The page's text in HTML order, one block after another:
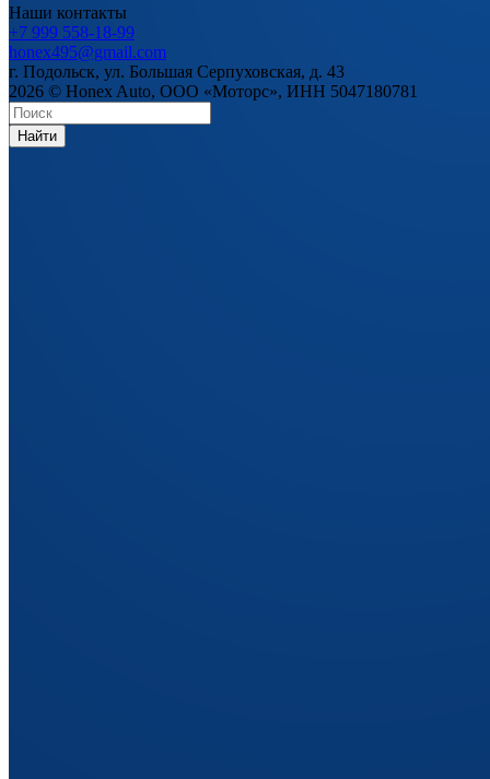
Наши контакты
+7 999 558-18-99
honex495@gmail.com
г. Подольск, ул. Большая Серпуховская, д. 43
2026 © Honex Auto, ООО «Моторс», ИНН 5047180781
Найти